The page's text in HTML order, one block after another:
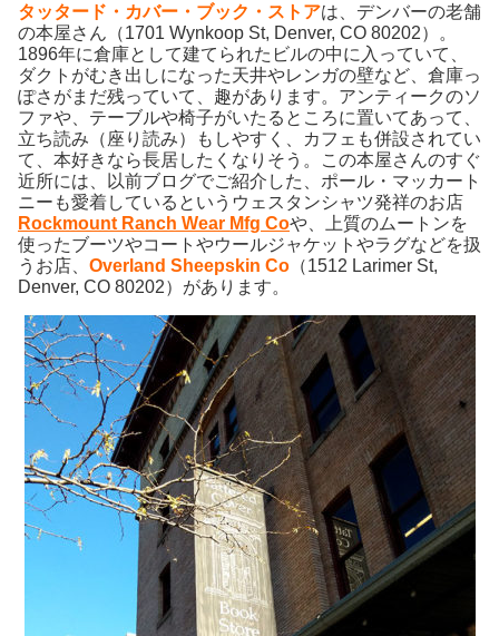
タッタード・カバー・ブック・ストアは、デンバーの老舗
の本屋さん（1701 Wynkoop St, Denver, CO 80202）。
1896年に倉庫として建てられたビルの中に入っていて、
ダクトがむき出しになった天井やレンガの壁など、倉庫っ
ぽさがまだ残っていて、趣があります。アンティークのソ
ファや、テーブルや椅子がいたるところに置いてあって、
立ち読み（座り読み）もしやすく、カフェも併設されてい
て、本好きなら長居したくなりそう。この本屋さんのすぐ
近所には、以前ブログでご紹介した、ポール・マッカート
ニーも愛着しているというウェスタンシャツ発祥のお店
Rockmount Ranch Wear Mfg Coや、上質のムートンを
使ったブーツやコートやウールジャケットやラグなどを扱
うお店、 Overland Sheepskin Co （1512 Larimer St,
Denver, CO 80202）があります。